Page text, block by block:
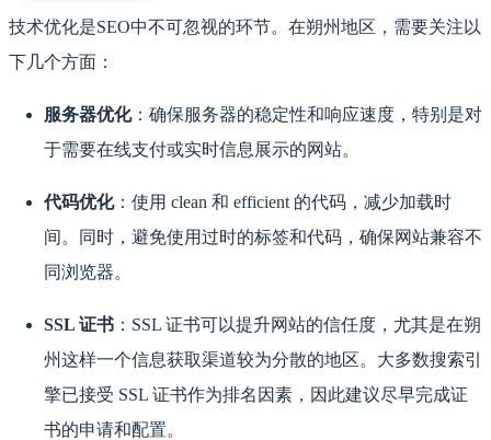
技术优化是SEO中不可忽视的环节。在朔州地区，需要关注以
下几个方面：
服务器优化：确保服务器的稳定性和响应速度，特别是对
于需要在线支付或实时信息展示的网站。
代码优化：使用 clean 和 efficient 的代码，减少加载时
间。同时，避免使用过时的标签和代码，确保网站兼容不
同浏览器。
SSL 证书 ：SSL 证书可以提升网站的信任度，尤其是在朔
州这样一个信息获取渠道较为分散的地区。大多数搜索引
擎已接受 SSL 证书作为排名因素，因此建议尽早完成证
书的申请和配置。